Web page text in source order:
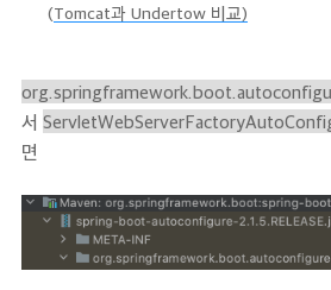
(Tomcat과 Undertow 비교)
서
면